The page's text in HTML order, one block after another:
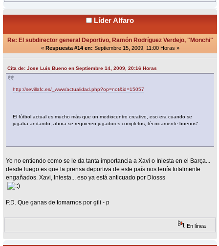
Líder Alfaro
Re: El subdirector general Deportivo, Ramón Rodríguez Verdejo, "Monchi"
« Respuesta #14 en: Septiembre 15, 2009, 11:00 Horas »
Cita de: Jose Luis Bueno en Septiembre 14, 2009, 20:16 Horas
http://sevillafc.es/_www/actualidad.php?op=not&id=15057
El fútbol actual es mucho más que un mediocentro creativo, eso era cuando se
jugaba andando, ahora se requieren jugadores completos, técnicamente buenos".
Yo no entiendo como se le da tanta importancia a Xavi o Iniesta en el Barça...
desde luego es que la prensa deportiva de este país nos tenía totalmente
engañados. Xavi, Iniesta... eso ya está anticuado por Diosss
P.D. Que ganas de tomarnos por gili - p
En línea